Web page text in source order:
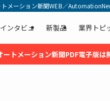
メーション新聞WEB／
インタビュ 新製品 業界トピ
ートメーション新聞PDF電子版は